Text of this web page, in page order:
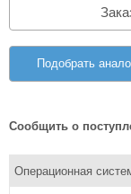
Подобрать
Сообщить о
Операционная